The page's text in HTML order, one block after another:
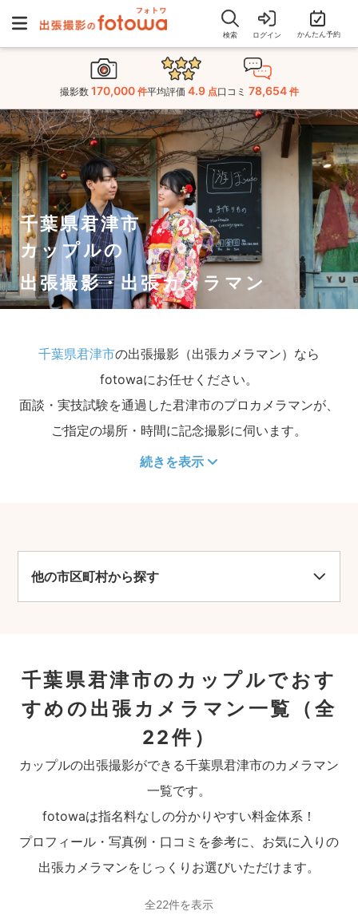
検索 ログイン かんたん予約
撮影数 170,000 件平均評価 4.9 点口コミ 78,654 件
千葉県君津市
カップルの
出張撮影・出張カメラマン
千葉県君津市の出張撮影（出張カメラマン）なら
fotowaにお任せください。
面談・実技試験を通過した君津市のプロカメラマンが、
ご指定の場所・時間に記念撮影に伺います。
続きを表示
他の市区町村から探す
千葉県君津市のカップルでおす
すめの出張カメラマン一覧
（全
22件）
カップルの出張撮影ができる千葉県君津市のカメラマン
一覧です。
fotowaは指名料なしの分かりやすい料金体系！
プロフィール・写真例・口コミを参考に、お気に入りの
出張カメラマンをじっくりお選びいただけます。
全22件を表示